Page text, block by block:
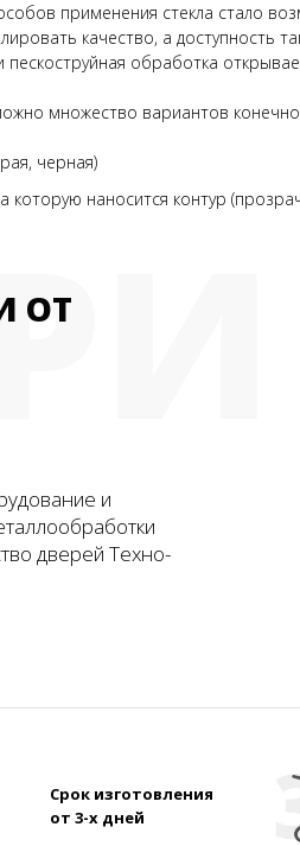
применения стекла стало
качество, а доступность
обработка
множество вариантов
черная)
которую наносится контур
ОТ
и
дверей Техно-
Срок изготовления
от 3-х дней